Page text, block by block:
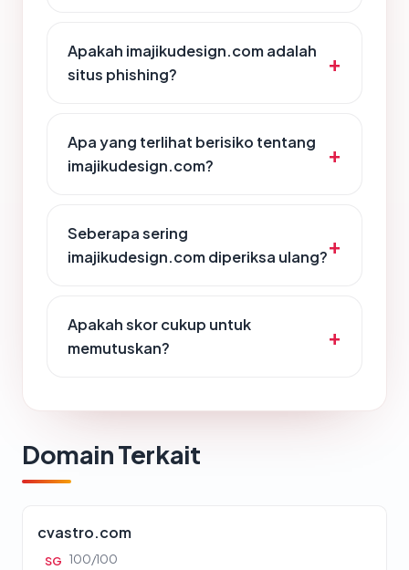
Apakah imajikudesign.com adalah
situs phishing?
Apa yang terlihat berisiko tentang
imajikudesign.com?
Seberapa sering
imajikudesign.com diperiksa ulang?
Apakah skor cukup untuk
memutuskan?
Domain Terkait
cvastro.com
SG 100/100